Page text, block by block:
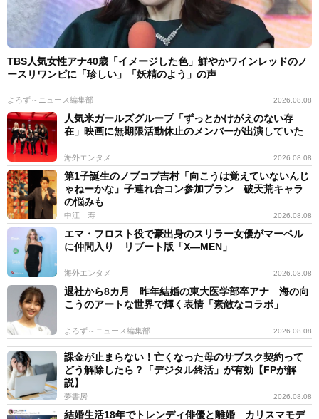
TBS人気女性アナ40歳「イメージした色」鮮やかワインレッドのノ
ースリワンピに「珍しい」「妖精のよう」の声
よろず～ニュース編集部 2026.08.08
人気米ガールズグループ「ずっとかけがえのない存
在」映画に無期限活動休止のメンバーが出演していた
海外エンタメ 2026.08.08
第1子誕生のノブコブ吉村「向こうは覚えていないんじ
ゃねーかな」子連れ合コン参加プラン 破天荒キャラ
の悩みも
中江 寿 2026.08.08
エマ・フロスト役で豪出身のスリラー女優がマーベル
に仲間入り リブート版「X―MEN」
海外エンタメ 2026.08.08
退社から8カ月 昨年結婚の東大医学部卒アナ 海の向
こうのアートな世界で輝く表情「素敵なコラボ」
よろず～ニュース編集部 2026.08.08
課金が止まらない！亡くなった母のサブスク契約って
どう解除したら？「デジタル終活」が有効【FPが解
説】
夢書房 2026.08.08
結婚生活18年でトレンディ俳優と離婚 カリスマモデ